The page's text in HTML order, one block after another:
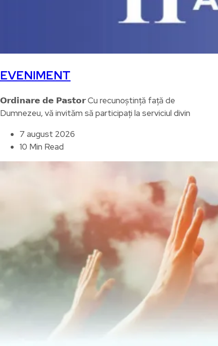
EVENIMENT
𝗢𝗿𝗱𝗶𝗻𝗮𝗿𝗲 𝗱𝗲 𝗣𝗮𝘀𝘁𝗼𝗿 Cu recunoștință față de
Dumnezeu, vă invităm să participați la serviciul divin
7 august 2026
10 Min Read